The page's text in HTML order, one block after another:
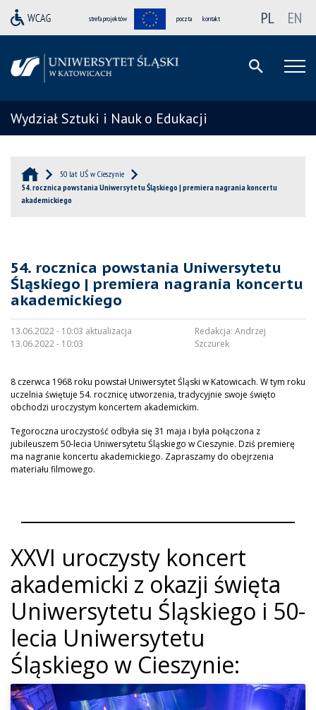
strefa projektów poczta kontakt PL EN
Wydział Sztuki i Nauk o Edukacji
50 lat UŚ w Cieszynie
54. rocznica powstania Uniwersytetu Śląskiego | premiera nagrania koncertu
akademickiego
54. rocznica powstania Uniwersytetu
Śląskiego | premiera nagrania koncertu
akademickiego
13.06.2022 - 10:03 aktualizacja
13.06.2022 - 10:03
Redakcja: Andrzej
Szczurek
8 czerwca 1968 roku powstał Uniwersytet Śląski w Katowicach. W tym roku
uczelnia świętuje 54. rocznicę utworzenia, tradycyjnie swoje święto
obchodzi uroczystym koncertem akademickim.
Tegoroczna uroczystość odbyła się 31 maja i była połączona z
jubileuszem 50-lecia Uniwersytetu Śląskiego w Cieszynie. Dziś premierę
ma nagranie koncertu akademickiego. Zapraszamy do obejrzenia
materiału filmowego.
XXVI uroczysty koncert
akademicki z okazji święta
Uniwersytetu Śląskiego i 50-
lecia Uniwersytetu
Śląskiego w Cieszynie: